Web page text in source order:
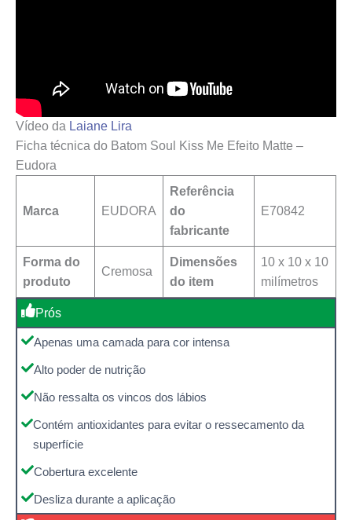
Vídeo da Laiane Lira
Ficha técnica do Batom Soul Kiss Me Efeito Matte –
Eudora
Marca EUDORA
Referência
do
fabricante
E70842
Forma do
produto
Cremosa
Dimensões
do item
10 x 10 x 10
milímetros
Prós
Apenas uma camada para cor intensa
Alto poder de nutrição
Não ressalta os vincos dos lábios
Contém antioxidantes para evitar o ressecamento da
superfície
Cobertura excelente
Desliza durante a aplicação